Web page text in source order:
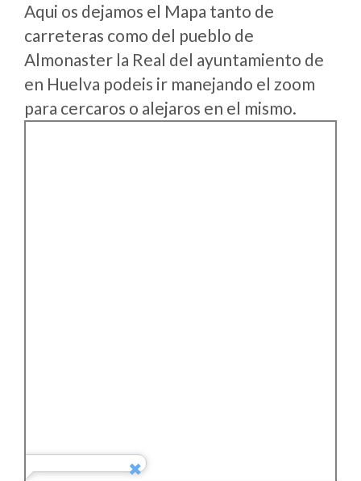
Aqui os dejamos el Mapa tanto de
carreteras como del pueblo de
Almonaster la Real del ayuntamiento de
en Huelva podeis ir manejando el zoom
para cercaros o alejaros en el mismo.